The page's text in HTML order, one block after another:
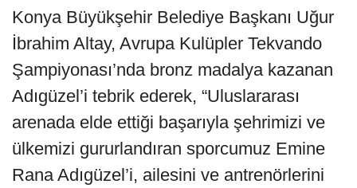
Konya Büyükşehir Belediye Başkanı Uğur
İbrahim Altay, Avrupa Kulüpler Tekvando
Şampiyonası’nda bronz madalya kazanan
Adıgüzel’i tebrik ederek, “Uluslararası
arenada elde ettiği başarıyla şehrimizi ve
ülkemizi gururlandıran sporcumuz Emine
Rana Adıgüzel’i, ailesini ve antrenörlerini